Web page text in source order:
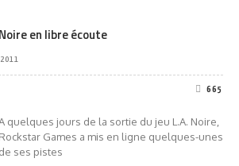
en libre écoute
665
quelques jours de la sortie du jeu L.A. Noire,
Rockstar Games a mis en ligne quelques-unes
de ses pistes